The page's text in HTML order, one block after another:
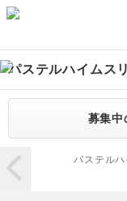
パステルハイムス
募集中
パステル